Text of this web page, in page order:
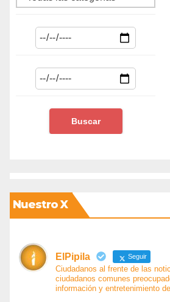
Nuestro X
ElPipila Seguir
Ciudadanos al frente de las
ciudadanos comunes
información y entretenimiento